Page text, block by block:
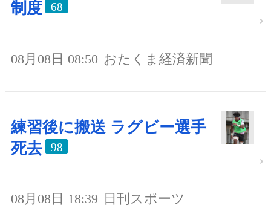
制度 68
08月08日 08:50 おたくま経済新聞
練習後に搬送 ラグビー選手
死去
98
08月08日 18:39 日刊スポーツ